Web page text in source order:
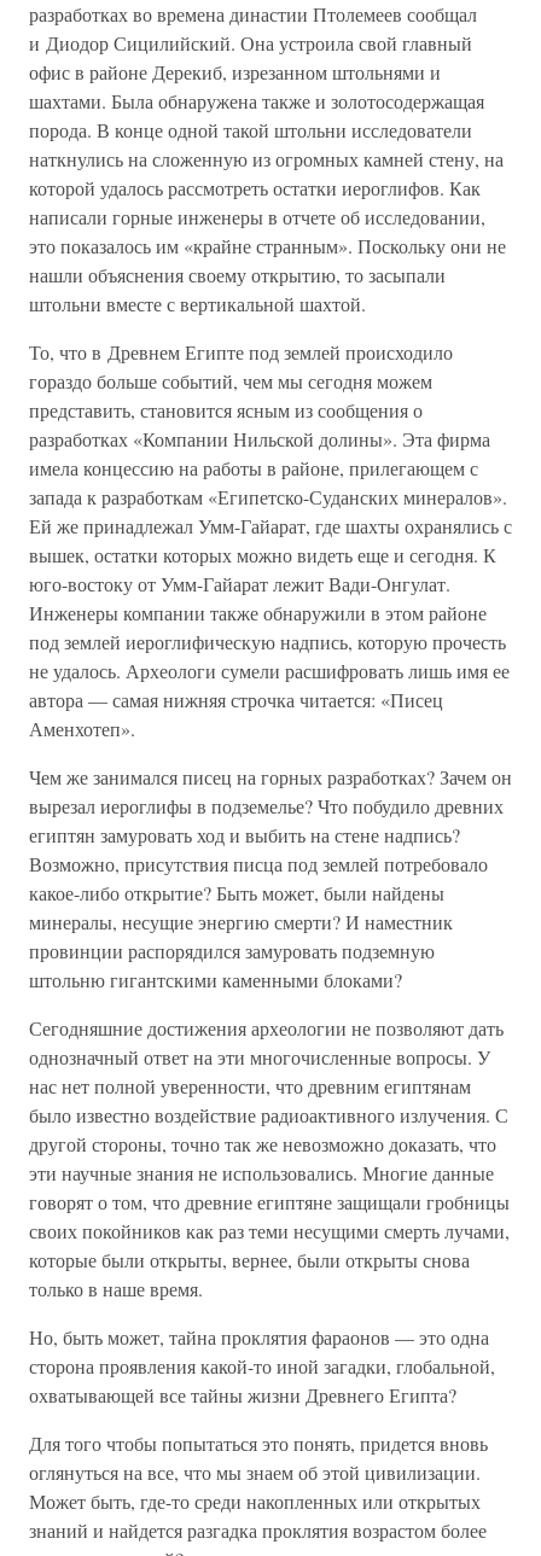
разработках во времена династии Птолемеев сообщал
и Диодор Сицилийский. Она устроила свой главный
офис в районе Дерекиб, изрезанном штольнями и
шахтами. Была обнаружена также и золотосодержащая
порода. В конце одной такой штольни исследователи
наткнулись на сложенную из огромных камней стену, на
которой удалось рассмотреть остатки иероглифов. Как
написали горные инженеры в отчете об исследовании,
это показалось им «крайне странным». Поскольку они не
нашли объяснения своему открытию, то засыпали
штольни вместе с вертикальной шахтой.
То, что в Древнем Египте под землей происходило
гораздо больше событий, чем мы сегодня можем
представить, становится ясным из сообщения о
разработках «Компании Нильской долины». Эта фирма
имела концессию на работы в районе, прилегающем с
запада к разработкам «Египетско-Суданских минералов».
Ей же принадлежал Умм-Гайарат, где шахты охранялись с
вышек, остатки которых можно видеть еще и сегодня. К
юго-востоку от Умм-Гайарат лежит Вади-Онгулат.
Инженеры компании также обнаружили в этом районе
под землей иероглифическую надпись, которую прочесть
не удалось. Археологи сумели расшифровать лишь имя ее
автора — самая нижняя строчка читается: «Писец
Аменхотеп».
Чем же занимался писец на горных разработках? Зачем он
вырезал иероглифы в подземелье? Что побудило древних
египтян замуровать ход и выбить на стене надпись?
Возможно, присутствия писца под землей потребовало
какое-либо открытие? Быть может, были найдены
минералы, несущие энергию смерти? И наместник
провинции распорядился замуровать подземную
штольню гигантскими каменными блоками?
Сегодняшние достижения археологии не позволяют дать
однозначный ответ на эти многочисленные вопросы. У
нас нет полной уверенности, что древним египтянам
было известно воздействие радиоактивного излучения. С
другой стороны, точно так же невозможно доказать, что
эти научные знания не использовались. Многие данные
говорят о том, что древние египтяне защищали гробницы
своих покойников как раз теми несущими смерть лучами,
которые были открыты, вернее, были открыты снова
только в наше время.
Но, быть может, тайна проклятия фараонов — это одна
сторона проявления какой-то иной загадки, глобальной,
охватывающей все тайны жизни Древнего Египта?
Для того чтобы попытаться это понять, придется вновь
оглянуться на все, что мы знаем об этой цивилизации.
Может быть, где-то среди накопленных или открытых
знаний и найдется разгадка проклятия возрастом более